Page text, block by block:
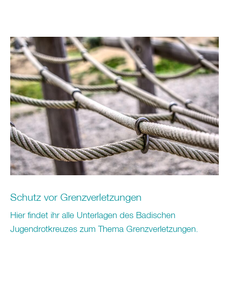
Schutz vor Grenzverletzungen
Hier findet ihr alle Unterlagen des Badischen
Jugendrotkreuzes zum Thema Grenzverletzungen.